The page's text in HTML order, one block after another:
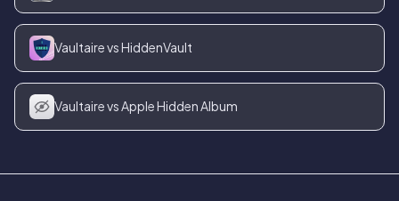
Vaultaire vs HiddenVault
Vaultaire vs Apple Hidden Album